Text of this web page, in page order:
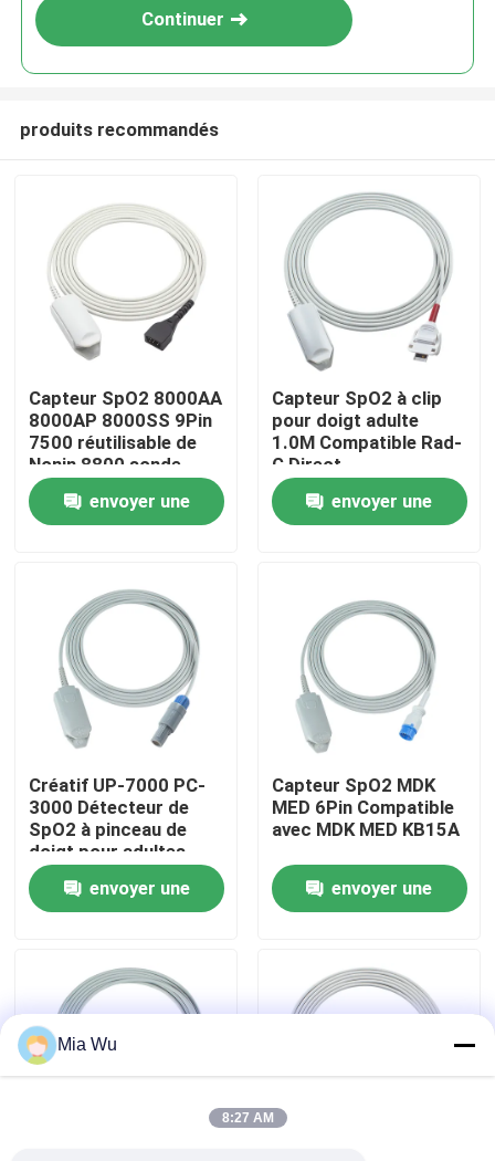
Maison
Produits
Au sujet de nous
Visite d'usine
Contrôle de qualité
Contactez-nous
Cas
Demandez une citation
Continuer
produits recommandés
Capteur SpO2 8000AA
8000AP 8000SS 9Pin
7500 réutilisable de
Nonin 8800 sonde
adulte de l'agrafe
SpO2 de doigt de
Xpod 3012
envoyer une
Capteur SpO2 à clip
pour doigt adulte
1.0M Compatible Rad-
G Direct
envoyer une
Créatif UP-7000 PC-
3000 Détecteur de
SpO2 à pinceau de
doigt pour adultes
9Pin 3,0M SpO2
envoyer une
Capteur SpO2 MDK
MED 6Pin Compatible
avec MDK MED KB15A
envoyer une
Mia Wu
8:27 AM